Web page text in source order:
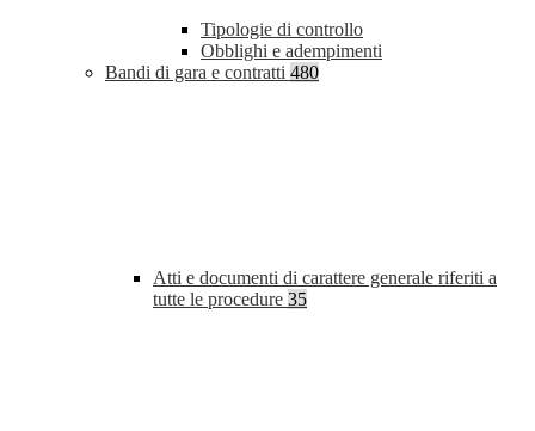
Tipologie di controllo
Obblighi e adempimenti
Bandi di gara e contratti 480
Atti e documenti di carattere generale riferiti a
tutte le procedure 35